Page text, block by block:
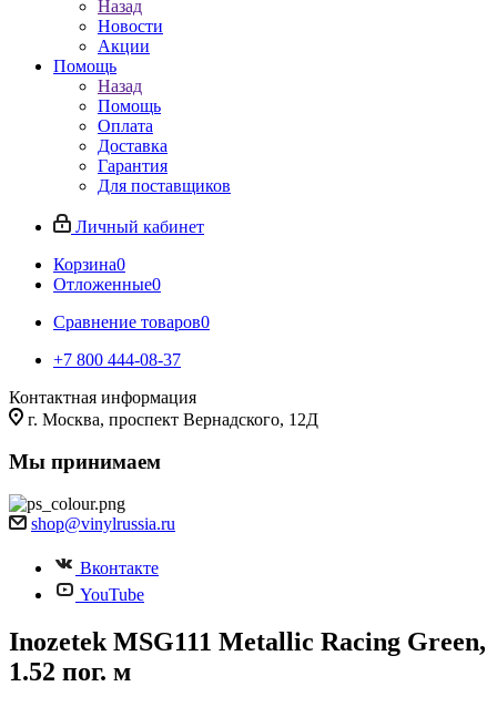
Назад
Новости
Акции
Помощь
Назад
Помощь
Оплата
Доставка
Гарантия
Для поставщиков
Личный кабинет
Корзина0
Отложенные0
Сравнение товаров0
+7 800 444-08-37
Контактная информация
г. Москва, проспект Вернадского, 12Д
Мы принимаем
shop@vinylrussia.ru
Вконтакте
YouTube
Inozetek MSG111 Metallic Racing Green,
1.52 пог. м